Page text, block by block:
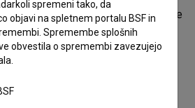
1. sezone dokumentarno-igrane
slovenske zgodovine (2019)
,Ivan Vizlar,Janez Urško. Žanrsko
Režiserka je
RTV Slovenija
spremeni tako, da
objavi na spletnem portalu BSF in
Spremembe splošnih
obvestila o spremembi zavezujejo